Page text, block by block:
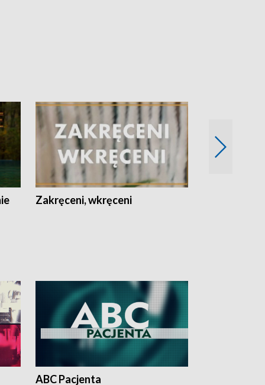
Zakręceni, wkręceni
ABC Pacjenta